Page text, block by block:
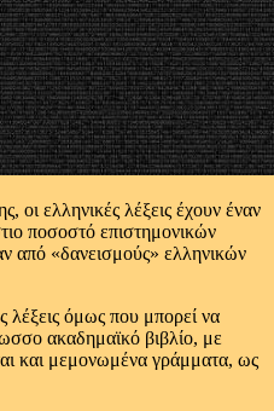
οι ελληνικές λέξεις έχουν έναν
ποσοστό επιστημονικών
από «δανεισμούς» ελληνικών
λέξεις όμως που μπορεί να
ακαδημαϊκό βιβλίο, με
και μεμονωμένα γράμματα, ως